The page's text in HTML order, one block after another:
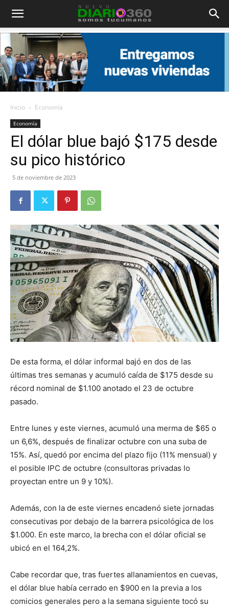
Diario
360
Inicio Economía
Economía
El dólar blue bajó $175 desde
su pico histórico
5 de noviembre de 2023
De esta forma, el dólar informal bajó en dos de las
últimas tres semanas y acumuló caída de $175 desde su
récord nominal de $1.100 anotado el 23 de octubre
pasado.
Entre lunes y este viernes, acumuló una merma de $65 o
un 6,6%, después de finalizar octubre con una suba de
15%. Así, quedó por encima del plazo fijo (11% mensual) y
el posible IPC de octubre (consultoras privadas lo
proyectan entre un 9 y 10%).
Además, con la de este viernes encadenó siete jornadas
consecutivas por debajo de la barrera psicológica de los
$1.000. En este marco, la brecha con el dólar oficial se
ubicó en el 164,2%.
Cabe recordar que, tras fuertes allanamientos en cuevas,
el dólar blue había cerrado en $900 en la previa a los
comicios generales pero a la semana siguiente tocó su